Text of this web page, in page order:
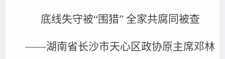
底线失守被“围猎” 全家共腐同被查
——湖南省长沙市天心区政协原主席邓林